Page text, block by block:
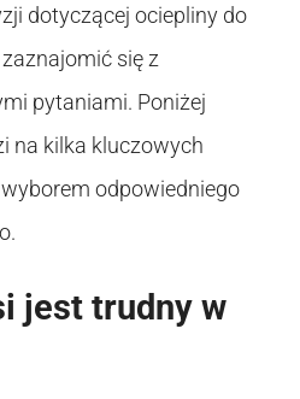
dotyczącej ociepliny do
się z
pytaniami. Poniżej
na kilka kluczowych
odpowiedniego
jest trudny w